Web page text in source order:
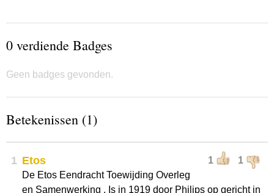
0 verdiende Badges
Geen badges gevonden.
Betekenissen (1)
1 1 1
Etos
De Etos Eendracht Toewijding Overleg
en Samenwerking . Is in 1919 door Philips op gericht in